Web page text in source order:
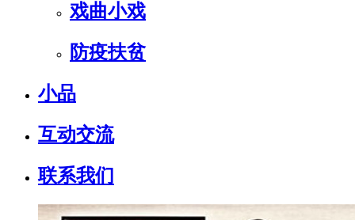
戏曲小戏
防疫扶贫
小品
互动交流
联系我们